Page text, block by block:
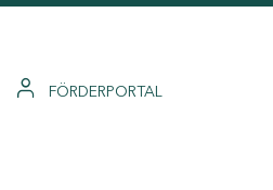
FÖRDERPORTAL